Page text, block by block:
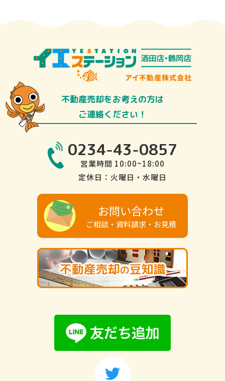
不動産売却をお考えの方は
ご連絡ください！
0234-43-0857
営業時間 10:00~18:00
定休日：火曜日・水曜日
お問い合わせ
ご相談・資料請求・お見積